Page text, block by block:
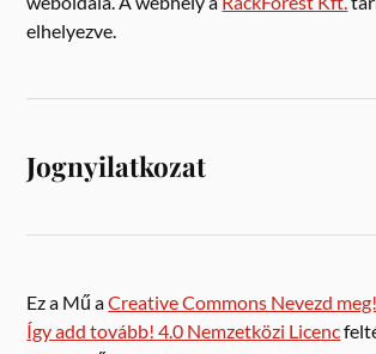
elhelyezve.
Jognyilatkozat
Ez a Mű aCreative Commons Nevezd
Így add tovább! 4.0 Nemzetközi Licenc